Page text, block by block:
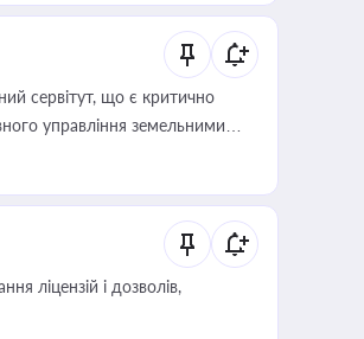
сервітут, що є критично
управління земельними
ліцензій і дозволів,